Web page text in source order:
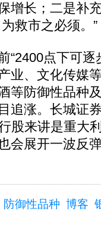
增长；二是补
救市之必须。”
点下可逐
业、文化传媒
等防御性品种
追涨。长城证
股来讲是重大
会展开一波反
防御性品种 博客